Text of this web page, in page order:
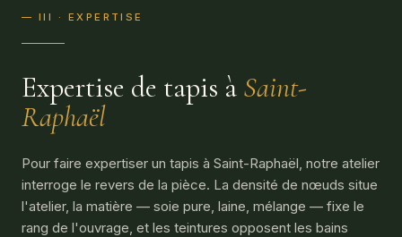
— III · EXPERTISE
Expertise de tapis à Saint-
Raphaël
Pour faire expertiser un tapis à Saint-Raphaël, notre atelier
interroge le revers de la pièce. La densité de nœuds situe
l'atelier, la matière — soie pure, laine, mélange — fixe le
rang de l'ouvrage, et les teintures opposent les bains